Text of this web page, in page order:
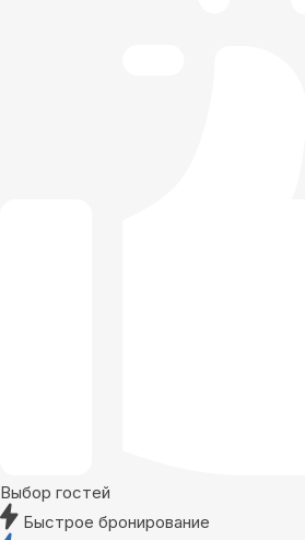
Выбор гостей
Быстрое бронирование